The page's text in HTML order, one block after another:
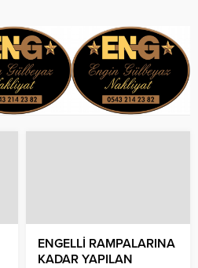
ENGELLİ RAMPALARINA
KADAR YAPILAN